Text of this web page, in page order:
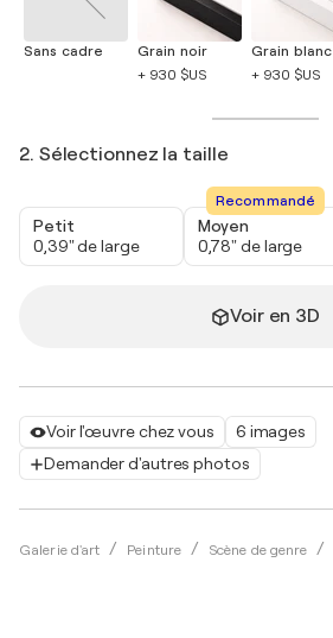
Voir l'œuvre chez vous
6 images
Demander d'autres photos
Galerie d'art Peinture Scène de genre
Sans cadre
Grain noir
+ 930 $US
Grain blanc
+ 930 $US
2. Sélectionnez la taille
Petit
0,39" de large
Recommandé
Moyen
0,78" de large
Voir en 3D